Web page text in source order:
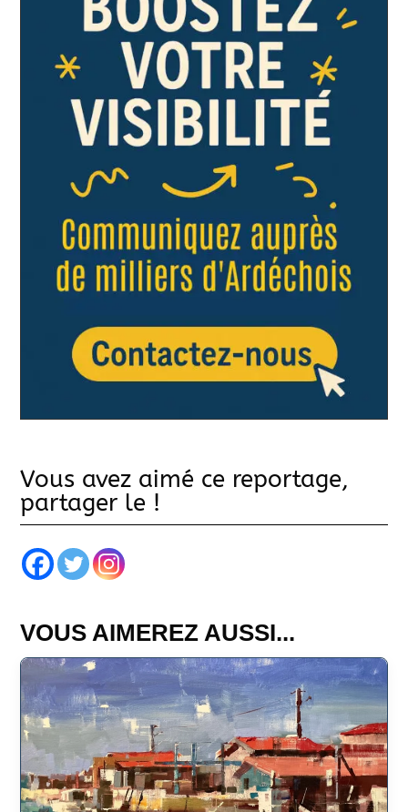
Vous avez aimé ce reportage,
partager le !
VOUS AIMEREZ AUSSI...